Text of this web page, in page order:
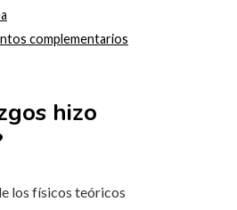
complementarios
hizo
los físicos teóricos